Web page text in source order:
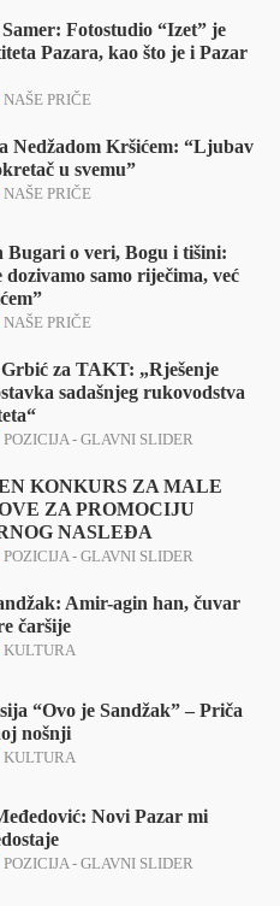
Fotostudio “Izet” je
Pazara, kao što je i Pazar
NAŠE PRIČE
Nedžadom Kršićem: “Ljubav
u svemu”
NAŠE PRIČE
Bugari o veri, Bogu i tišini:
dozivamo samo riječima, već
NAŠE PRIČE
za TAKT: „Rješenje
sadašnjeg rukovodstva
POZICIJA - GLAVNI SLIDER
KONKURS ZA MALE
ZA PROMOCIJU
NASLEĐA
POZICIJA - GLAVNI SLIDER
Amir-agin han, čuvar
čaršije
KULTURA
“Ovo je Sandžak” – Priča
nošnji
KULTURA
Novi Pazar mi
POZICIJA - GLAVNI SLIDER